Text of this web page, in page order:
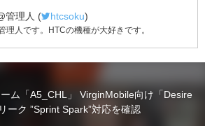
管理人 ( htcsoku)
理人です。HTCの機種が大好きです。
ム「A5_CHL」 VirginMobile向け「Desire
ーク ”Sprint Spark”対応を確認